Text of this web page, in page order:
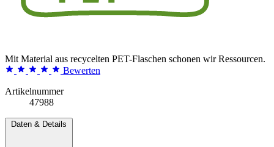
Mit Material aus recycelten PET-Flaschen schonen wir Ressourcen.
Bewerten
Artikelnummer
47988
Daten & Details